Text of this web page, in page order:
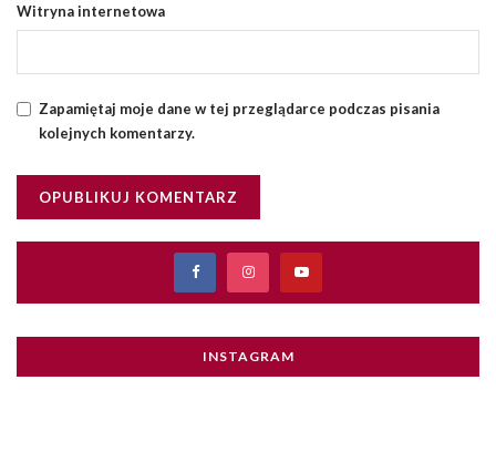
Witryna internetowa
Zapamiętaj moje dane w tej przeglądarce podczas pisania
kolejnych komentarzy.
INSTAGRAM